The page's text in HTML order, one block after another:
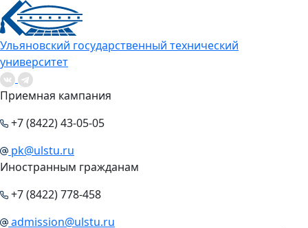
Ульяновский государственный технический
университет
Приемная кампания
+7 (8422) 43-05-05
pk@ulstu.ru
Иностранным гражданам
+7 (8422) 778-458
admission@ulstu.ru